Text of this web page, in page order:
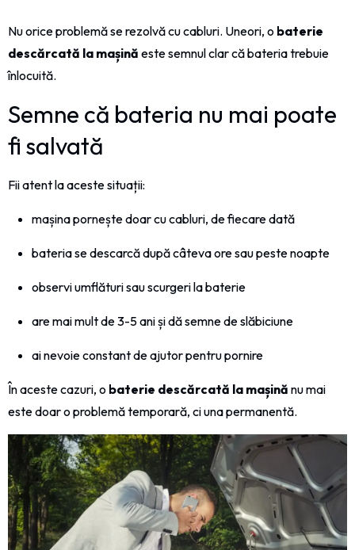
Nu orice problemă se rezolvă cu cabluri. Uneori, o baterie
descărcată la mașină este semnul clar că bateria trebuie
înlocuită.
Semne că bateria nu mai poate
fi salvată
Fii atent la aceste situații:
mașina pornește doar cu cabluri, de fiecare dată
bateria se descarcă după câteva ore sau peste noapte
observi umflături sau scurgeri la baterie
are mai mult de 3-5 ani și dă semne de slăbiciune
ai nevoie constant de ajutor pentru pornire
În aceste cazuri, o baterie descărcată la mașină nu mai
este doar o problemă temporară, ci una permanentă.